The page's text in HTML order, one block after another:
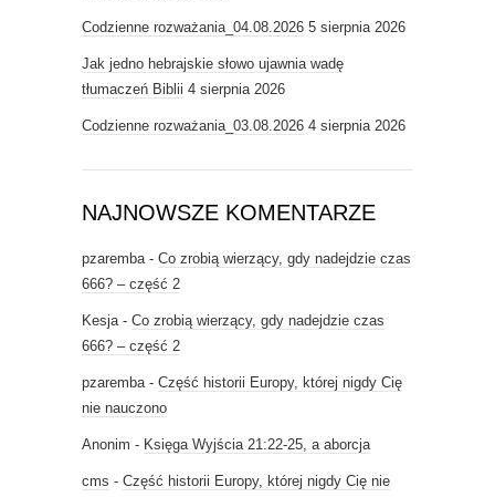
Codzienne rozważania_04.08.2026 5 sierpnia 2026
Jak jedno hebrajskie słowo ujawnia wadę
tłumaczeń Biblii 4 sierpnia 2026
Codzienne rozważania_03.08.2026 4 sierpnia 2026
NAJNOWSZE KOMENTARZE
pzaremba - Co zrobią wierzący, gdy nadejdzie czas
666? – część 2
Kesja - Co zrobią wierzący, gdy nadejdzie czas
666? – część 2
pzaremba - Część historii Europy, której nigdy Cię
nie nauczono
Anonim - Księga Wyjścia 21:22-25, a aborcja
cms - Część historii Europy, której nigdy Cię nie